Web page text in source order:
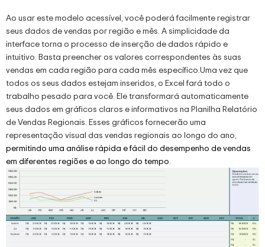
Ao usar este modelo acessível, você poderá facilmente registrar
seus dados de vendas por região e mês. A simplicidade da
interface torna o processo de inserção de dados rápido e
intuitivo. Basta preencher os valores correspondentes às suas
vendas em cada região para cada mês específico.Uma vez que
todos os seus dados estejam inseridos, o Excel fará todo o
trabalho pesado para você. Ele transformará automaticamente
seus dados em gráficos claros e informativos na Planilha Relatório
de Vendas Regionais. Esses gráficos fornecerão uma
representação visual das vendas regionais ao longo do ano,
permitindo uma análise rápida e fácil do desempenho de vendas
em diferentes regiões e ao longo do tempo.